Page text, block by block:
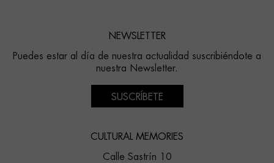
NEWSLETTER
Puedes estar al día de nuestra actualidad suscribiéndote a
nuestra Newsletter.
SUSCRÍBETE
CULTURAL MEMORIES
Calle Sastrín 10